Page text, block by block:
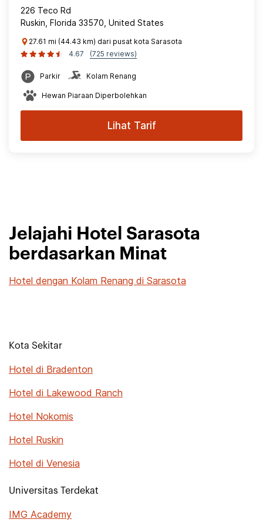
226 Teco Rd
Ruskin, Florida 33570, United States
27.61 mi (44.43 km) dari pusat kota Sarasota
4.67
(725 reviews)
Parkir Kolam Renang
Hewan Piaraan Diperbolehkan
Lihat Tarif
Jelajahi Hotel Sarasota
berdasarkan Minat
Hotel dengan Kolam Renang di Sarasota
Kota Sekitar
Hotel di Bradenton
Hotel di Lakewood Ranch
Hotel Nokomis
Hotel Ruskin
Hotel di Venesia
Universitas Terdekat
IMG Academy